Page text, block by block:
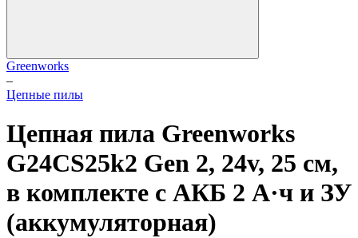
Greenworks
–
Цепные пилы
Цепная пила Greenworks
G24CS25k2 Gen 2, 24v, 25 см,
в комплекте с АКБ 2 А·ч и ЗУ
(аккумуляторная)